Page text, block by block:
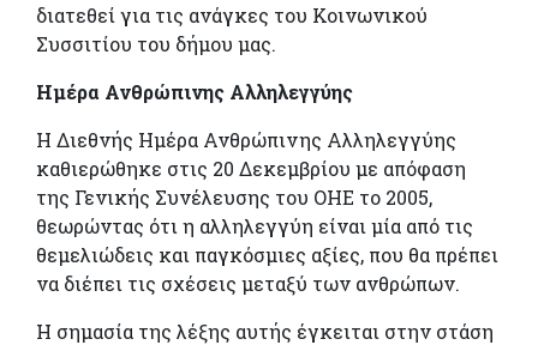
διατεθεί για τις ανάγκες του Κοινωνικού
Συσσιτίου του δήμου μας.
Ημέρα Ανθρώπινης Αλληλεγγύης
Η Διεθνής Ημέρα Ανθρώπινης Αλληλεγγύης
καθιερώθηκε στις 20 Δεκεμβρίου με απόφαση
της Γενικής Συνέλευσης του ΟΗΕ το 2005,
θεωρώντας ότι η αλληλεγγύη είναι μία από τις
θεμελιώδεις και παγκόσμιες αξίες, που θα πρέπει
να διέπει τις σχέσεις μεταξύ των ανθρώπων.
Η σημασία της λέξης αυτής έγκειται στην στάση